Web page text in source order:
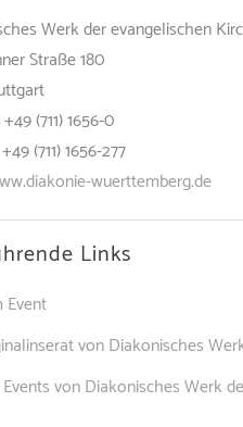
Werk der evangelischen
Straße 180
(711) 1656-0
(711) 1656-277
wuerttemberg.de
Links
Event
von Diakonisches
von Diakonisches Werk